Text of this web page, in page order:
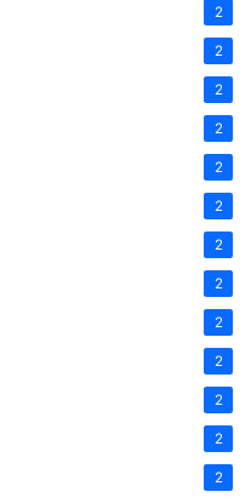
2
2
2
2
2
2
2
2
2
2
2
2
2